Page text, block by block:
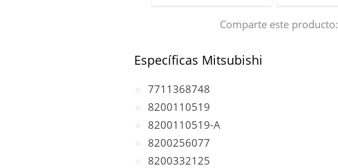
Comparte este producto:
Específicas Mitsubishi
7711368748
8200110519
8200110519-A
8200256077
8200332125